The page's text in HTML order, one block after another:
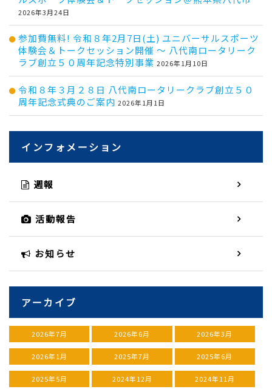
2026年3月24日
参加費無料! 令和８年2月7日(土) ユニバーサルスポーツ
体験会＆トークセッション開催 ～ 八代南ロータリーク
ラブ創立５０周年記念特別事業 2026年1月10日
令和８年３月２８日 八代南ロータリークラブ創立５０
周年記念式典のご案内 2026年1月1日
インフォメーション
週報
活動報告
お知らせ
アーカイブ
2026年7月 2026年6月 2026年3月
2026年1月 2025年7月 2025年6月
2025年5月 2024年12月 2024年11月